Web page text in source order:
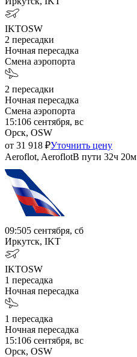
IKTOSW
2 пересадки
Ночная пересадка
Смена аэропорта
2 пересадки
Ночная пересадка
Смена аэропорта
15:106 сентября, вс
Орск, OSW
от 31 918 ₽Уточнить цену
Aeroflot, AeroflotВ пути 32ч 20м
09:505 сентября, сб
Иркутск, IKT
IKTOSW
1 пересадка
Ночная пересадка
1 пересадка
Ночная пересадка
15:106 сентября, вс
Орск, OSW